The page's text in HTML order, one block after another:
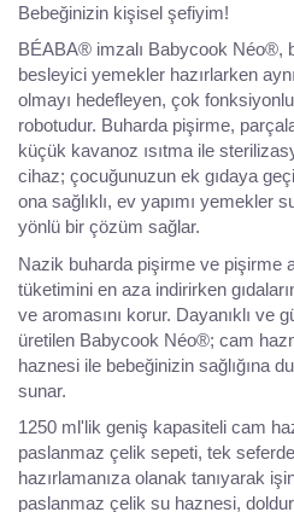
Bebeğinizin kişisel şefiyim!
BÉABA® imzalı Babycook Néo®,
besleyici yemekler hazırlarken
olmayı hedefleyen, çok
robotudur. Buharda pişirme,
küçük kavanoz ısıtma ile
cihaz; çocuğunuzun ek gıdaya
ona sağlıklı, ev yapımı yemekler
yönlü bir çözüm sağlar.
Nazik buharda pişirme ve pişirme
tüketimini en aza indirirken
ve aromasını korur. Dayanıklı ve
üretilen Babycook Néo®; cam
haznesi ile bebeğinizin sağlığına
sunar.
1250 ml'lik geniş kapasiteli cam
paslanmaz çelik sepeti, tek
hazırlamanıza olanak tanıyarak
paslanmaz çelik su haznesi,